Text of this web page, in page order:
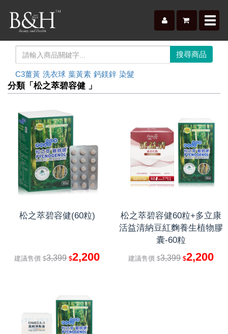
C3薑黃 洗衣球 葉黃素 鈣鎂鋅 染髮
分類「松之萃碧容健 」
松之萃碧容健(60粒)
建議售價 $3,399 $2,200
松之萃碧容健60粒+多立康
活益清納豆紅麴養生植物膠
囊-60粒
建議售價 $3,399 $2,200